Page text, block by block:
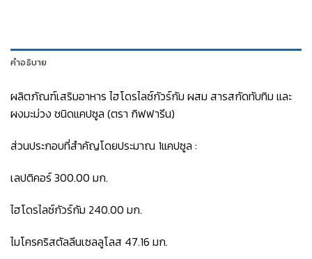
คำอธิบาย
ผลิตภัณฑ์เสริมอาหาร ไฮโดรไลซ์กัวร์กัม ผสม สารสกัดทับทิม และ
ผงมะม่วง ชนิดแคปซูล (ตรา กิฟฟารีน)
ส่วนประกอบที่สำคัญโดยประมาณ 1แคปซูล :
เลปติคอร์ 300.00 มก.
ไฮโดรไลซ์กัวร์กัม 240.00 มก.
ไมโครคริสตัลลีนเซลลูโลส 47.16 มก.